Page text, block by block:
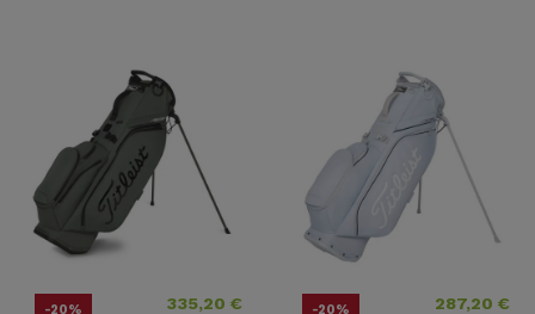
-20% Precio335,20 €
Precio base -20% Precio287,20 €
Precio base